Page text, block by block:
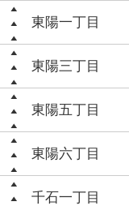
東陽一丁目
東陽三丁目
東陽五丁目
東陽六丁目
千石一丁目